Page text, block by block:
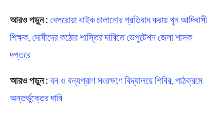
আরও পড়ুন : বেপরোয়া বাইক চালানোর প্রতিবাদ করায় খুন আদিবাসী
শিক্ষক, দোষীদের কঠোর শাস্তির দাবিতে ডেপুটেশন জেলা শাসক
দপ্তরে
আরও পড়ুন : বন ও বন্যপ্রাণ সংরক্ষণে বিদ্যালয়ে শিবির, পাঠক্রমে
অন্তর্ভুক্তের দাবি